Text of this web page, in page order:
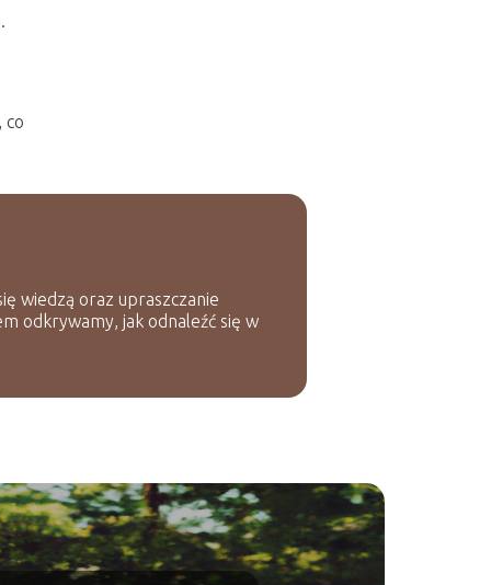
co
wiedzą oraz upraszczanie
odkrywamy, jak odnaleźć się w